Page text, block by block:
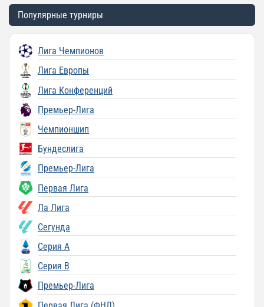
Популярные турниры
Лига Чемпионов
Лига Европы
Лига Конференций
Премьер-Лига
Чемпионшип
Бундеслига
Премьер-Лига
Первая Лига
Ла Лига
Сегунда
Серия A
Серия B
Премьер-Лига